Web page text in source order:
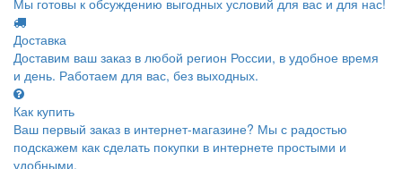
Мы готовы к обсуждению выгодных условий для вас и для нас!
Доставка
Доставим ваш заказ в любой регион России, в удобное время
и день. Работаем для вас, без выходных.
Как купить
Ваш первый заказ в интернет-магазине? Мы с радостью
подскажем как сделать покупки в интернете простыми и
удобными.